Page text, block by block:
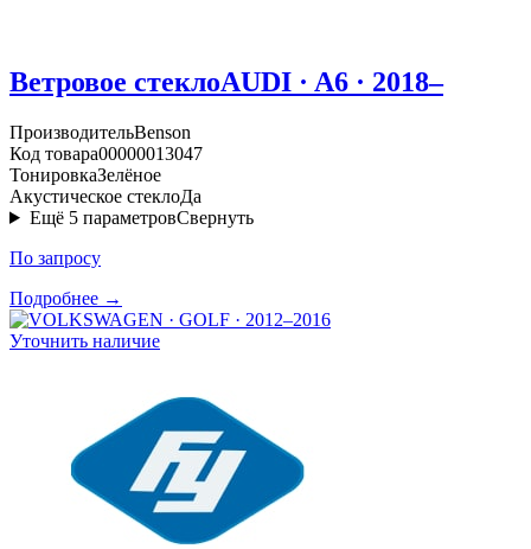
Ветровое стеклоAUDI · A6 · 2018–
ПроизводительBenson
Код товара00000013047
ТонировкаЗелёное
Акустическое стеклоДа
Ещё 5 параметровСвернуть
По запросу
Подробнее →
Уточнить наличие